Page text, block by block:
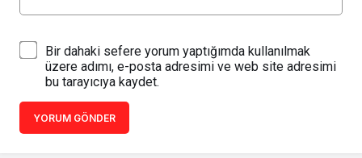
Bir dahaki sefere yorum yaptığımda kullanılmak
üzere adımı, e-posta adresimi ve web site adresimi
bu tarayıcıya kaydet.
YORUM GÖNDER